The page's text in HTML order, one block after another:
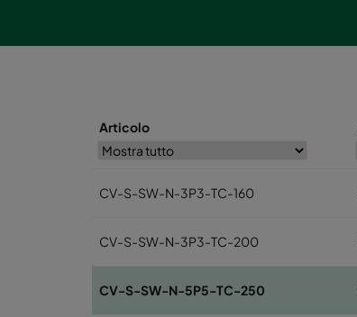
Articolo
CV-S-SW-N-3P3-TC-160
CV-S-SW-N-3P3-TC-200
CV-S-SW-N-5P5-TC-250